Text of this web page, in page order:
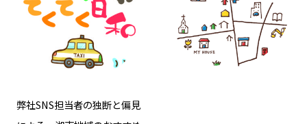
弊社SNS担当者の独断と偏見